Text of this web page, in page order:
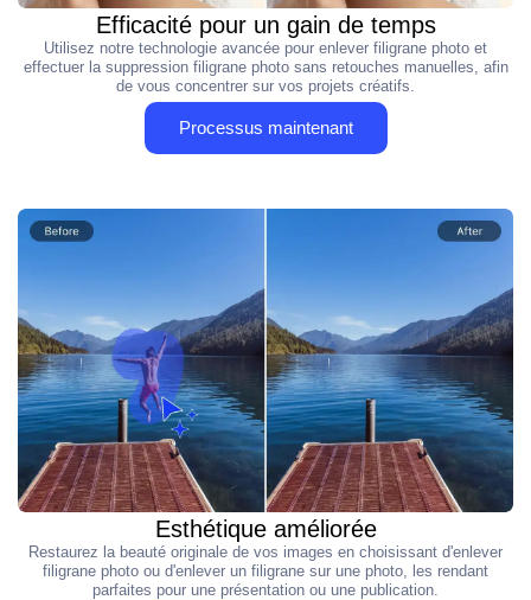
Efficacité pour un gain de temps
Utilisez notre technologie avancée pour enlever filigrane photo et
effectuer la suppression filigrane photo sans retouches manuelles, afin
de vous concentrer sur vos projets créatifs.
Processus maintenant
Esthétique améliorée
Restaurez la beauté originale de vos images en choisissant d'enlever
filigrane photo ou d'enlever un filigrane sur une photo, les rendant
parfaites pour une présentation ou une publication.